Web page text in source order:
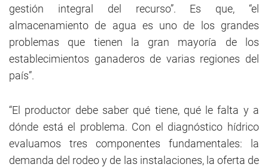
gestión integral del recurso”. Es que, “el
almacenamiento de agua es uno de los grandes
problemas que tienen la gran mayoría de los
establecimientos ganaderos de varias regiones del
país”.
“El productor debe saber qué tiene, qué le falta y a
dónde está el problema. Con el diagnóstico hídrico
evaluamos tres componentes fundamentales: la
demanda del rodeo y de las instalaciones, la oferta de